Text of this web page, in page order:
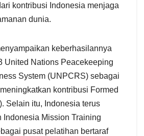
kontribusi Indonesia menjaga
dunia.
keberhasilannya
United Nations Peacekeeping
System (UNPCRS) sebagai
kontribusi Formed
Selain itu, Indonesia terus
Indonesia Mission Training
pusat pelatihan bertaraf